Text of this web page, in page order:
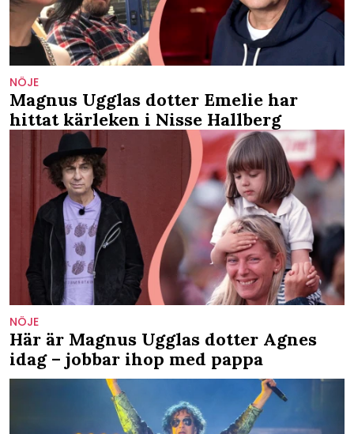
NÖJE
Magnus Ugglas dotter Emelie har
hittat kärleken i Nisse Hallberg
NÖJE
Här är Magnus Ugglas dotter Agnes
idag – jobbar ihop med pappa